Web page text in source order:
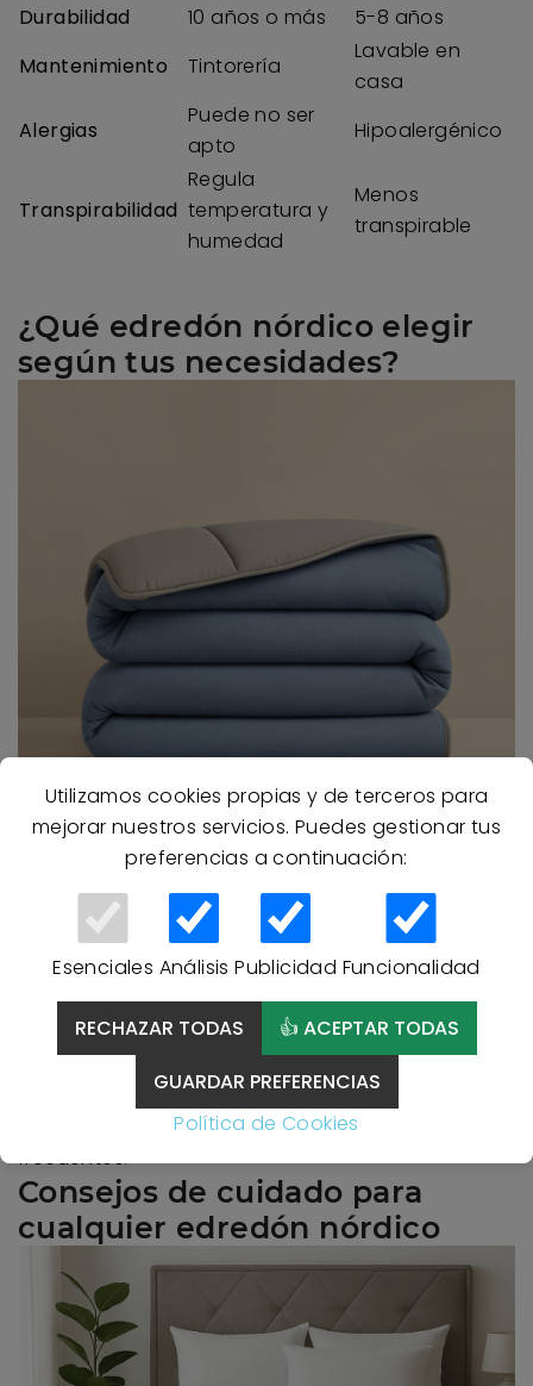
Utilizamos cookies propias y de terceros para
mejorar nuestros servicios. Puedes gestionar tus
preferencias a continuación:
Esenciales Análisis Publicidad Funcionalidad
RECHAZAR TODAS
👍 ACEPTAR TODAS
GUARDAR PREFERENCIAS
Política de Cookies
Durabilidad
10 años o más
5-8 años
Mantenimiento
Tintorería
Lavable en
casa
Alergias
Puede no ser
apto
Hipoalergénico
Transpirabilidad
Regula
temperatura y
humedad
Menos
transpirable
¿Qué edredón nórdico elegir
según tus necesidades?
máxima calidez y ligereza, elige
Si prefieres
facilidad de lavado y precio accesible
opta porfibra sintética
Para personas conalergias o asma, la fibraes la
opción más recomendable.
Si vives en zonas muy frías, el plumón será tu
Para dormitorios familiares o casas con niños, la
fibra es práctica y resistente a lavados
frecuentes.
Consejos de cuidado para
cualquier edredón nórdico